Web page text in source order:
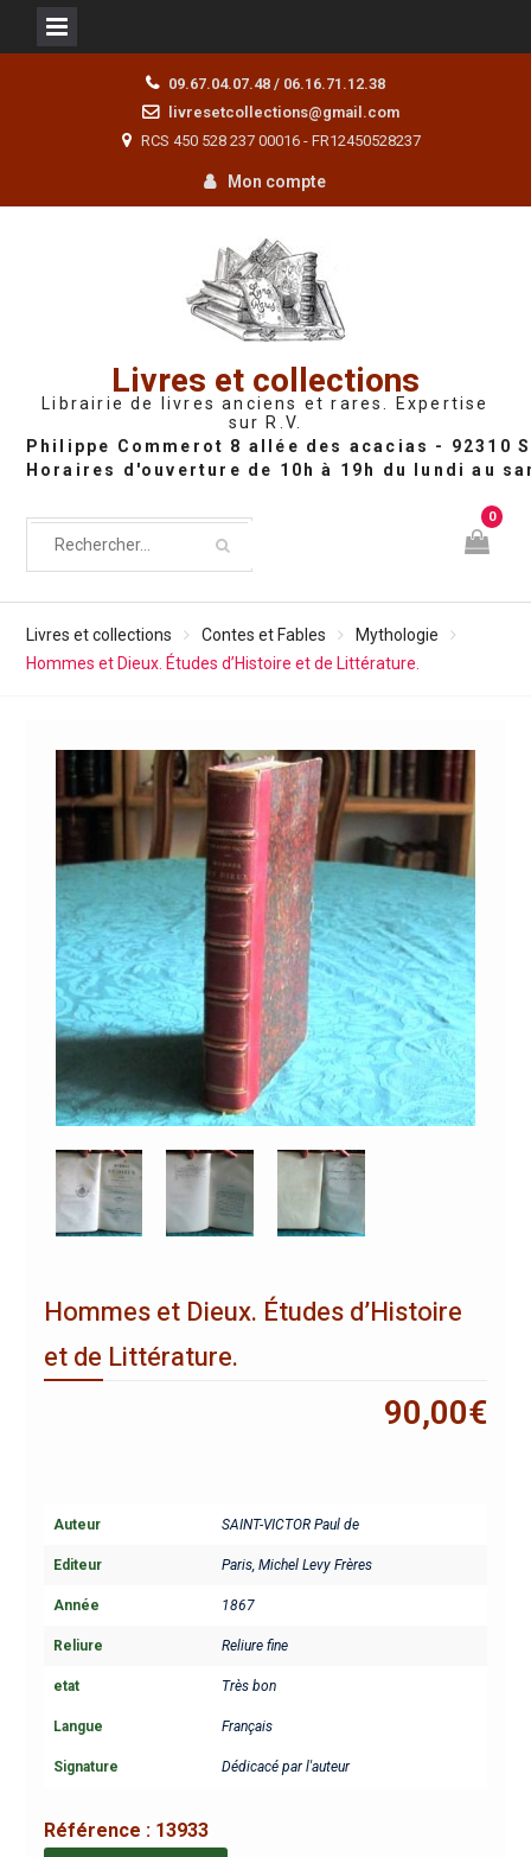
09.67.04.07.48 / 06.16.71.12.38
livresetcollections@gmail.com
RCS 450 528 237 00016 - FR12450528237
Mon compte
Livres et collections
Librairie de livres anciens et rares. Expertise
sur R.V.
0
Livres et collections Contes et Fables
Mythologie
Hommes et Dieux. Études d’Histoire et de Littérature.
Hommes et Dieux. Études d’Histoire
et de Littérature.
90,00€
Auteur SAINT-VICTOR Paul de
Editeur Paris, Michel Levy Frères
Année 1867
Reliure Reliure fine
etat Très bon
Langue Français
Signature Dédicacé par l'auteur
Référence : 13933